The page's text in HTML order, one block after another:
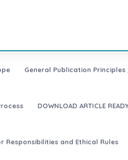
General Publication
DOWNLOAD ARTICLE
Responsibilities and Ethical Rules